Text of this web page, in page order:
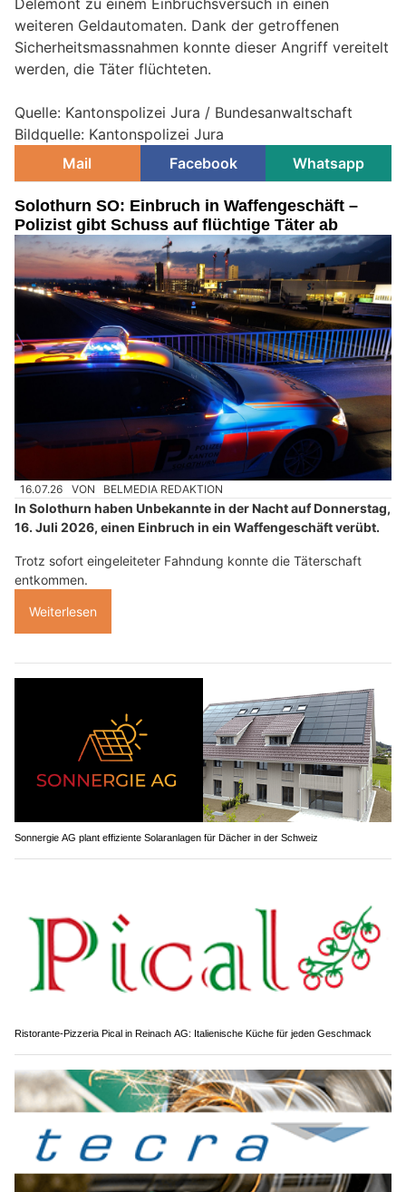
weiteren Geldautomaten. Dank der getroffenen
Sicherheitsmassnahmen konnte dieser Angriff vereitelt
werden, die Täter flüchteten.
Quelle: Kantonspolizei Jura / Bundesanwaltschaft
Bildquelle: Kantonspolizei Jura
Mail
Facebook Whatsapp
Solothurn SO: Einbruch in Waffengeschäft –
Polizist gibt Schuss auf flüchtige Täter ab
16.07.26 VON BELMEDIA REDAKTION
In Solothurn haben Unbekannte in der Nacht auf Donnerstag,
16. Juli 2026, einen Einbruch in ein Waffengeschäft verübt.
Trotz sofort eingeleiteter Fahndung konnte die Täterschaft
entkommen.
Weiterlesen
Sonnergie AG plant effiziente Solaranlagen für Dächer in der Schweiz
Ristorante-Pizzeria Pical in Reinach AG: Italienische Küche für jeden Geschmack